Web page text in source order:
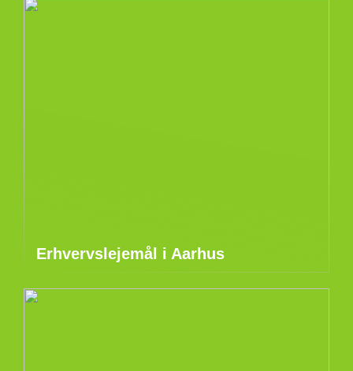
Erhvervslejemål i Aarhus